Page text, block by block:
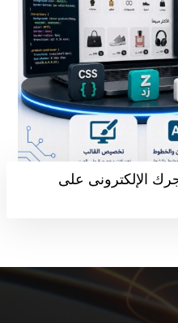
الإلكترونى على